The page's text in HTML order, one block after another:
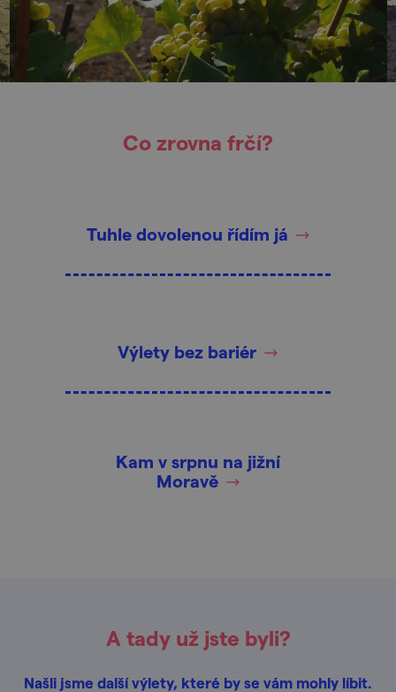
Co zrovna frčí?
Tuhle dovolenou řídím já
Výlety bez bariér
Kam v srpnu na jižní
Moravě
A tady už jste byli?
Našli jsme další výlety, které by se vám mohly líbit.